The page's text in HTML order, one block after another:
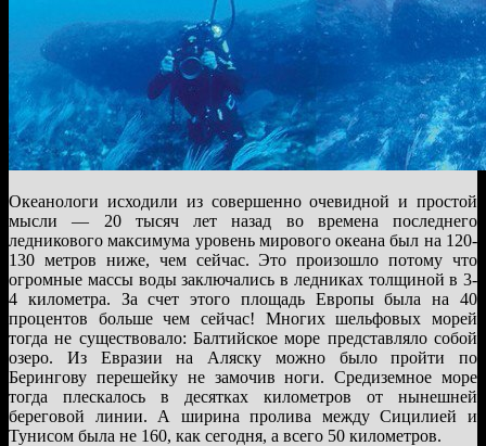
Океанологи исходили из совершенно очевидной и простой
мысли — 20 тысяч лет назад во времена последнего
ледникового максимума уровень мирового океана был на 120-
130 метров ниже, чем сейчас. Это произошло потому что
огромные массы воды заключались в ледниках толщиной в 3-
4 километра. За счет этого площадь Европы была на 40
процентов больше чем сейчас! Многих шельфовых морей
тогда не существовало: Балтийское море представляло собой
озеро. Из Евразии на Аляску можно было пройти по
Берингову перешейку не замочив ноги. Средиземное море
тогда плескалось в десятках километров от нынешней
береговой линии. А ширина пролива между Сицилией и
Тунисом была не 160, как сегодня, а всего 50 километров.